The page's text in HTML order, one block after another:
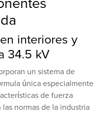
interiores y
34.5 kV
un sistema de
única especialmente
de fuerza
normas de la industria